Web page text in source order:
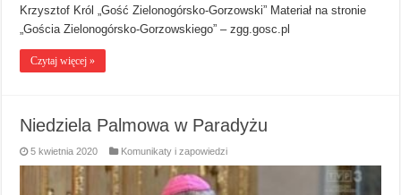
Krzysztof Król „Gość Zielonogórsko-Gorzowski” Materiał na stronie
„Gościa Zielonogórsko-Gorzowskiego” – zgg.gosc.pl
Czytaj więcej »
Niedziela Palmowa w Paradyżu
5 kwietnia 2020 Komunikaty i zapowiedzi